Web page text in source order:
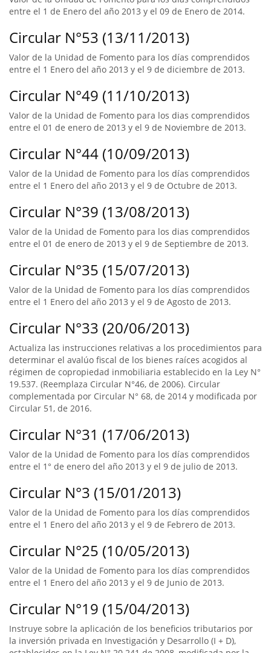
entre el 1 de Enero del año 2013 y el 09 de Enero de 2014.
Circular N°53 (13/11/2013)
Valor de la Unidad de Fomento para los días comprendidos
entre el 1 Enero del año 2013 y el 9 de diciembre de 2013.
Circular N°49 (11/10/2013)
Valor de la Unidad de Fomento para los dias comprendidos
entre el 01 de enero de 2013 y el 9 de Noviembre de 2013.
Circular N°44 (10/09/2013)
Valor de la Unidad de Fomento para los días comprendidos
entre el 1 Enero del año 2013 y el 9 de Octubre de 2013.
Circular N°39 (13/08/2013)
Valor de la Unidad de Fomento para los dias comprendidos
entre el 01 de enero de 2013 y el 9 de Septiembre de 2013.
Circular N°35 (15/07/2013)
Valor de la Unidad de Fomento para los días comprendidos
entre el 1 Enero del año 2013 y el 9 de Agosto de 2013.
Circular N°33 (20/06/2013)
Actualiza las instrucciones relativas a los procedimientos para
determinar el avalúo fiscal de los bienes raíces acogidos al
régimen de copropiedad inmobiliaria establecido en la Ley N°
19.537. (Reemplaza Circular N°46, de 2006). Circular
complementada por Circular N° 68, de 2014 y modificada por
Circular 51, de 2016.
Circular N°31 (17/06/2013)
Valor de la Unidad de Fomento para los días comprendidos
entre el 1° de enero del año 2013 y el 9 de julio de 2013.
Circular N°3 (15/01/2013)
Valor de la Unidad de Fomento para los días comprendidos
entre el 1 Enero del año 2013 y el 9 de Febrero de 2013.
Circular N°25 (10/05/2013)
Valor de la Unidad de Fomento para los días comprendidos
entre el 1 Enero del año 2013 y el 9 de Junio de 2013.
Circular N°19 (15/04/2013)
Instruye sobre la aplicación de los beneficios tributarios por
la inversión privada en Investigación y Desarrollo (I + D),